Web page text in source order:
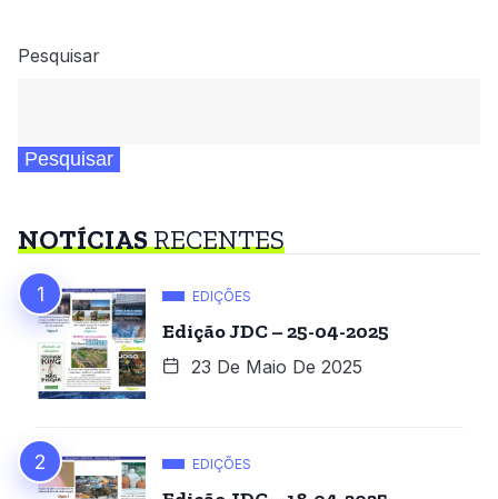
Pesquisar
Pesquisar
NOTÍCIASRECENTES
EDIÇÕES
Edição JDC – 25-04-2025
23 De Maio De 2025
EDIÇÕES